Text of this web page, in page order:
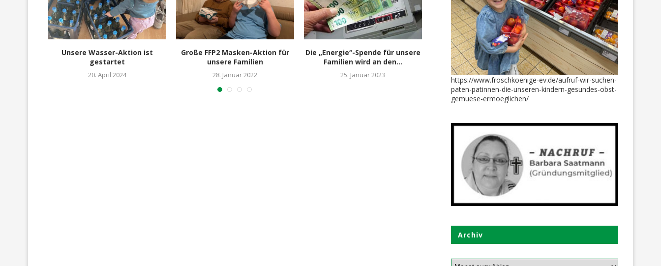
Unsere Wasser-Aktion ist
gestartet
20. April 2024
Große FFP2 Masken-Aktion für
unsere Familien
28. Januar 2022
Die „Energie“-Spende für unsere
Familien wird an den...
25. Januar 2023
Ein neuer „Familien“-Schreibtisch
für Mama + Kinder
29. Juli 2022
Maya war mit
18. November 2018
https://www.froschkoenige-ev.de/aufruf-wir-suchen-
paten-patinnen-die-unseren-kindern-gesundes-obst-
gemuese-ermoeglichen/
Archiv